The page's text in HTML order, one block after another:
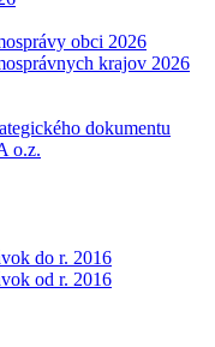
obci 2026
krajov 2026
dokumentu
o.z.
do r. 2016
od r. 2016